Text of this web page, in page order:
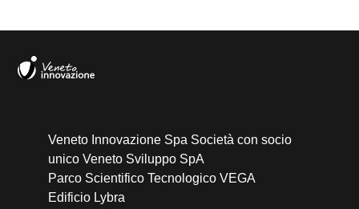
Veneto Innovazione Spa Società con socio
unico Veneto Sviluppo SpA
Parco Scientifico Tecnologico VEGA
Edificio Lybra